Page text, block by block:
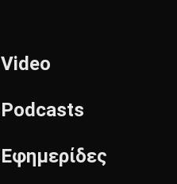
Video
Podcasts
Εφημερίδες